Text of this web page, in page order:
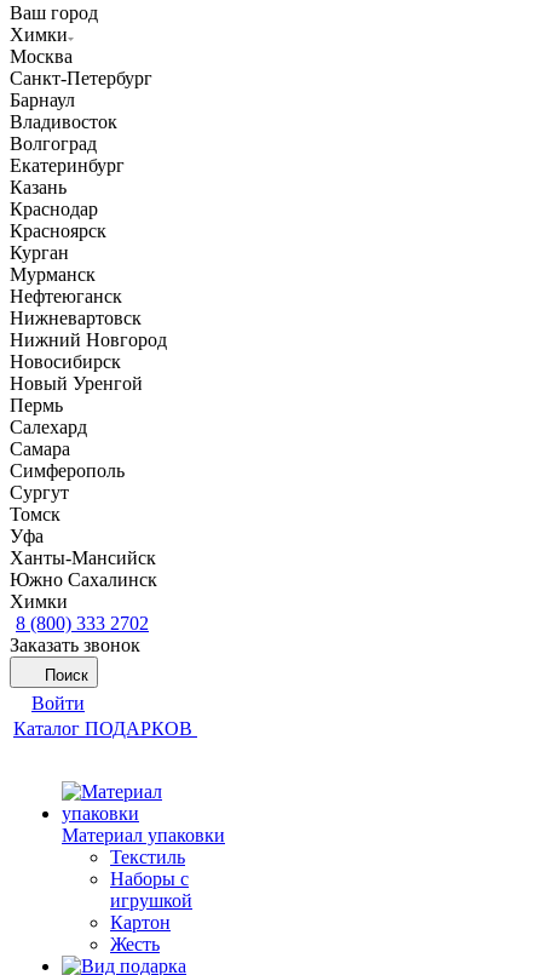
Ваш город
Химки
Москва
Санкт-Петербург
Барнаул
Владивосток
Волгоград
Екатеринбург
Казань
Краснодар
Красноярск
Курган
Мурманск
Нефтеюганск
Нижневартовск
Нижний Новгород
Новосибирск
Новый Уренгой
Пермь
Салехард
Самара
Симферополь
Сургут
Томск
Уфа
Ханты-Мансийск
Южно Сахалинск
Химки
8 (800) 333 2702
Заказать звонок
Поиск
Войти
Каталог ПОДАРКОВ
Материал упаковки
Текстиль
Наборы с
игрушкой
Картон
Жесть